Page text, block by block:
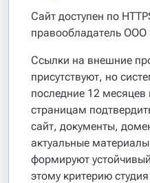
Сайт доступен по
правообладатель ООО
Ссылки на внешние
присутствуют, но
последние 12
страницам
сайт, документы,
актуальные
формируют
этому критерию